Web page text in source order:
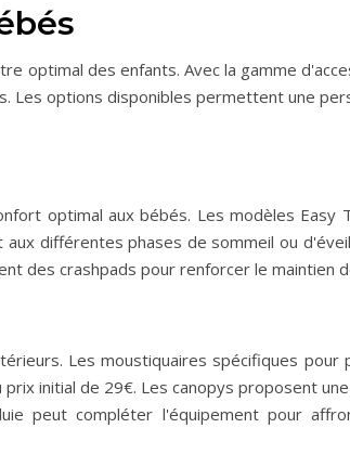
optimal des enfants. Avec la gamme
Les options disponibles permettent une
optimal aux bébés. Les modèles Easy
différentes phases de sommeil ou
des crashpads pour renforcer le maintien
Les moustiquaires spécifiques pour
initial de 29€. Les canopys proposent
peut compléter l'équipement pour